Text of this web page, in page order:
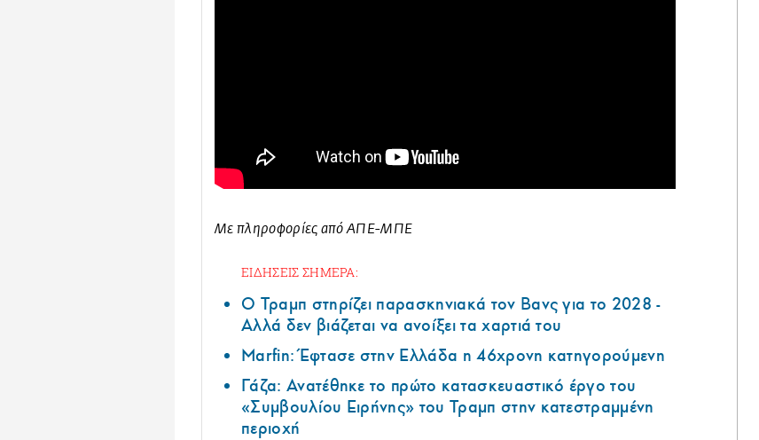
Με πληροφορίες από ΑΠΕ-ΜΠΕ
ΕΙΔΗΣΕΙΣ ΣΗΜΕΡΑ:
Ο Τραμπ στηρίζει παρασκηνιακά τον Βανς για το 2028 -
Αλλά δεν βιάζεται να ανοίξει τα χαρτιά του
Marfin: Έφτασε στην Ελλάδα η 46χρονη κατηγορούμενη
Γάζα: Ανατέθηκε το πρώτο κατασκευαστικό έργο του
«Συμβουλίου Ειρήνης» του Τραμπ στην κατεστραμμένη
περιοχή